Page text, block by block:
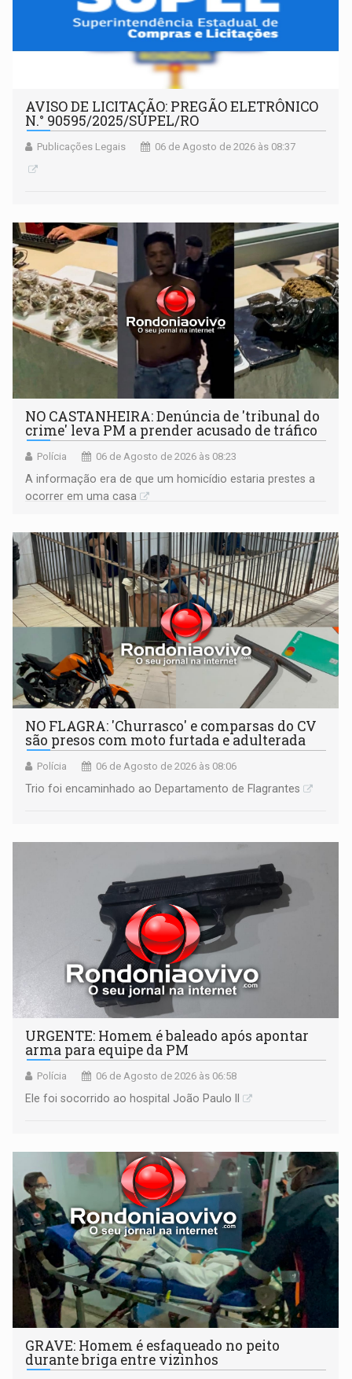
AVISO DE LICITAÇÃO: PREGÃO ELETRÔNICO
N.° 90595/2025/SUPEL/RO
Publicações Legais 06 de Agosto de 2026 às 08:37
NO CASTANHEIRA: ​Denúncia de 'tribunal do
crime' leva PM a prender acusado de tráfico
Polícia 06 de Agosto de 2026 às 08:23
A informação era de que um homicídio estaria prestes a
ocorrer em uma casa
NO FLAGRA: 'Churrasco' e comparsas do CV
são presos com moto furtada e adulterada
Polícia 06 de Agosto de 2026 às 08:06
Trio foi encaminhado ao Departamento de Flagrantes
URGENTE: Homem é baleado após apontar
arma para equipe da PM
Polícia 06 de Agosto de 2026 às 06:58
Ele foi socorrido ao hospital João Paulo II
GRAVE: Homem é esfaqueado no peito
durante briga entre vizinhos